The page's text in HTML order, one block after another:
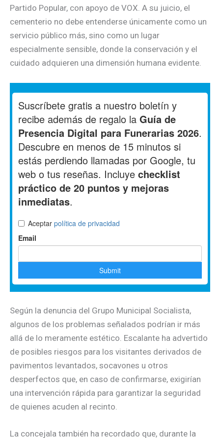
Partido Popular, con apoyo de VOX. A su juicio, el
cementerio no debe entenderse únicamente como un
servicio público más, sino como un lugar
especialmente sensible, donde la conservación y el
cuidado adquieren una dimensión humana evidente.
Según la denuncia del Grupo Municipal Socialista,
algunos de los problemas señalados podrían ir más
allá de lo meramente estético. Escalante ha advertido
de posibles riesgos para los visitantes derivados de
pavimentos levantados, socavones u otros
desperfectos que, en caso de confirmarse, exigirían
una intervención rápida para garantizar la seguridad
de quienes acuden al recinto.
La concejala también ha recordado que, durante la